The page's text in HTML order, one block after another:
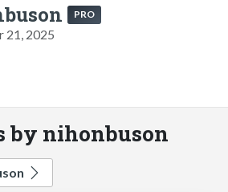
PRO
21, 2025
by nihonbuson